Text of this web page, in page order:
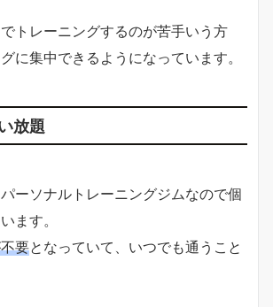
トレーニングするのが苦手いう方
に集中できるようになっています。
放題
ーソナルトレーニングジムなので個
ます。
要となっていて、いつでも通うこと